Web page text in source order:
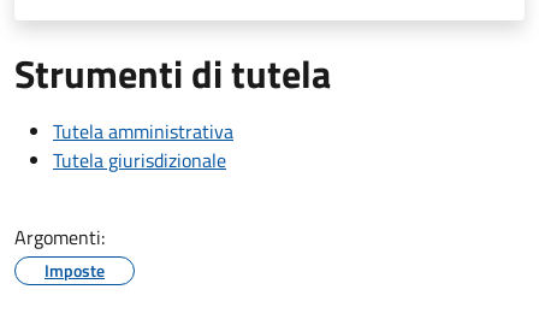
Strumenti di tutela
Tutela amministrativa
Tutela giurisdizionale
Argomenti:
Imposte